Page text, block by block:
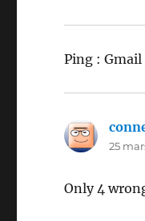
Ping :
25
Only 4